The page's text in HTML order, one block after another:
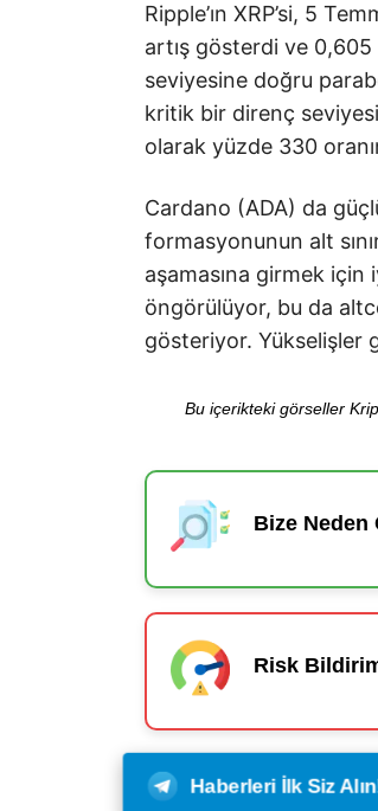
Ripple’ın XRP’si, 5
artış gösterdi ve
seviyesine doğru
kritik bir direnç
olarak yüzde 330
Cardano (ADA) da
formasyonunun alt
aşamasına girmek
öngörülüyor, bu da
gösteriyor. Yükselişler
Bu içerikteki görseller
Bize
Risk
Haberleri İlk Siz